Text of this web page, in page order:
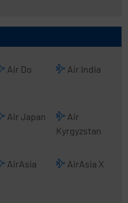
Air Do Air India
Air Japan
Air
Kyrgyzstan
AirAsia AirAsia X